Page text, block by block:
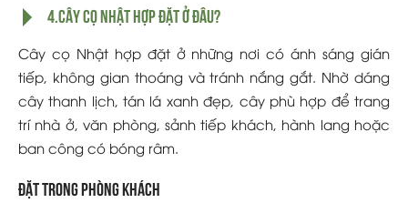
4.Cây cọ Nhật hợp đặt ở đâu?
Cây cọ Nhật hợp đặt ở những nơi có ánh sáng gián
tiếp, không gian thoáng và tránh nắng gắt. Nhờ dáng
cây thanh lịch, tán lá xanh đẹp, cây phù hợp để trang
trí nhà ở, văn phòng, sảnh tiếp khách, hành lang hoặc
ban công có bóng râm.
Đặt trong phòng khách